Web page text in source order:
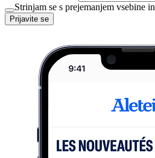
Strinjam se s prejemanjem vsebine in
Prijavite se